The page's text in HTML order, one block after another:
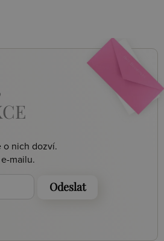
o nich dozví.
mailu.
Odeslat